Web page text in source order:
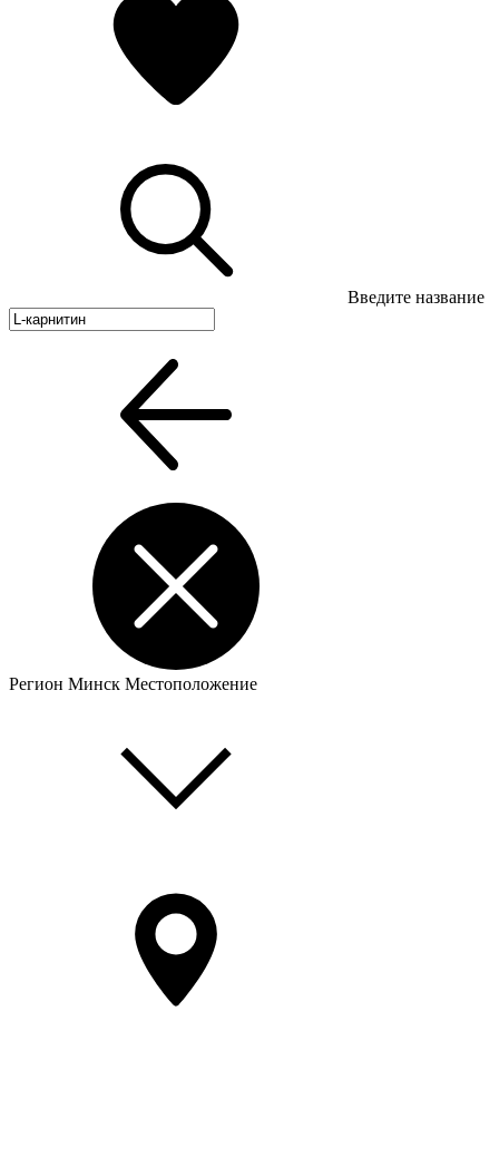
Введите название
Регион Минск Местоположение